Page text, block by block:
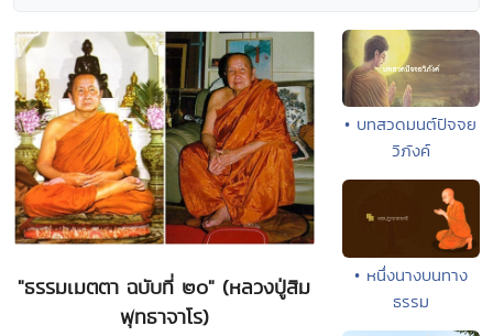
"ธรรมเมตตา ฉบับที่ ๒๐" (หลวงปู่สิม
พุทธาจาโร)
• บทสวดมนต์ปัจจย
วิภังค์
• หนึ่งนางบนทาง
ธรรม